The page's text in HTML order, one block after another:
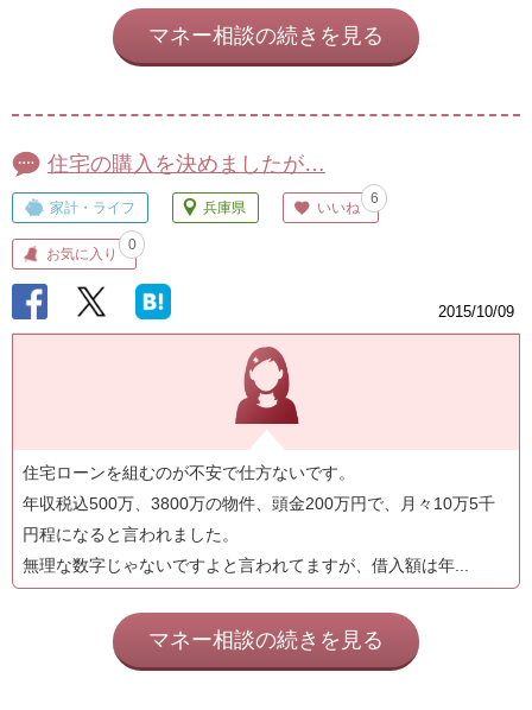
マネー相談の続きを見る
住宅の購入を決めましたが…
家計・ライフ 兵庫県 いいね
6
お気に入り
0
2015/10/09
住宅ローンを組むのが不安で仕方ないです。
年収税込500万、3800万の物件、頭金200万円で、月々10万5千
円程になると言われました。
無理な数字じゃないですよと言われてますが、借入額は年...
マネー相談の続きを見る